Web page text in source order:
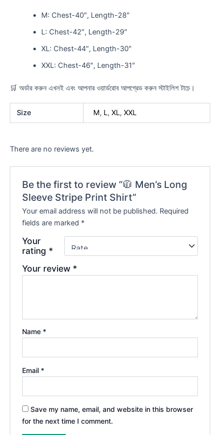
M: Chest-40″, Length-28″
L: Chest-42″, Length-29″
XL: Chest-44″, Length-30″
XXL: Chest-46″, Length-31″
🛒 অর্ডার করুন এখনই এবং আপনার ওয়ার্ডরোব আপগ্রেড করুন স্টাইলিশ টাচে।
Size M, L, XL, XXL
There are no reviews yet.
Be the first to review “🧥 Men’s Long
Sleeve Stripe Print Shirt”
Your email address will not be published. Required
fields are marked *
Your
rating *
Your review *
Name *
Email *
Save my name, email, and website in this browser
for the next time I comment.